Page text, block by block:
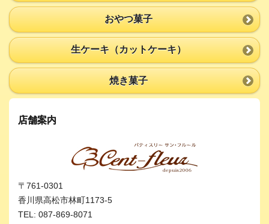
おやつ菓子
生ケーキ（カットケーキ）
焼き菓子
店舗案内
〒761-0301
香川県高松市林町1173-5
TEL: 087-869-8071